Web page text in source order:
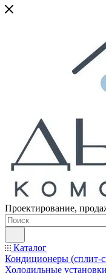
Проектирование,
Каталог
Кондиционеры (сплит-
Холодильные установки